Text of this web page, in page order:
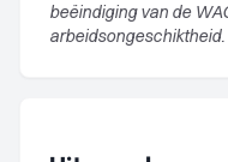
beëindiging van de
arbeidsongeschiktheid.